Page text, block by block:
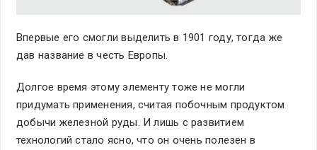
Впервые его смогли выделить в 1901 году, тогда же
дав название в честь Европы.
Долгое время этому элементу тоже не могли
придумать применения, считая побочным продуктом
добычи железной руды. И лишь с развитием
технологий стало ясно, что он очень полезен в